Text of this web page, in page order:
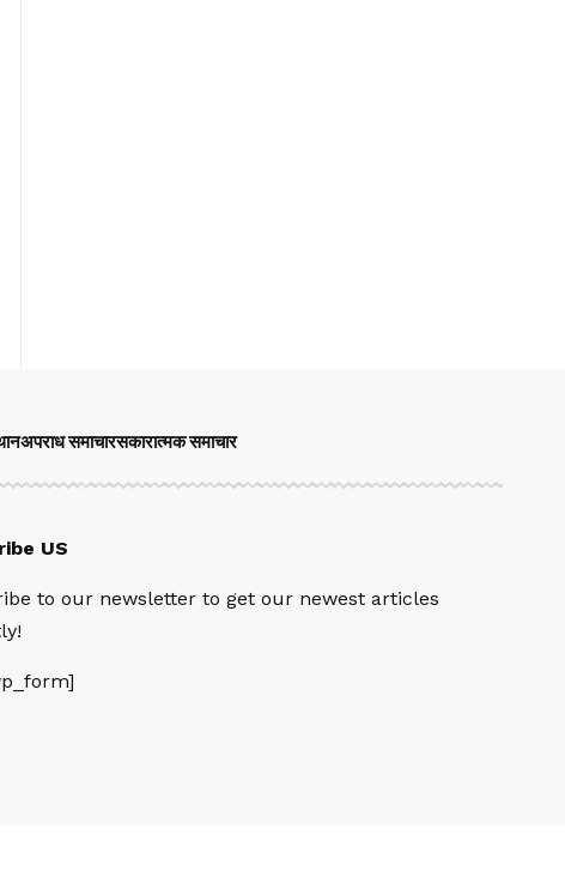
अपराध समाचारसकारात्मक समाचार
US
to our newsletter to get our newest articles